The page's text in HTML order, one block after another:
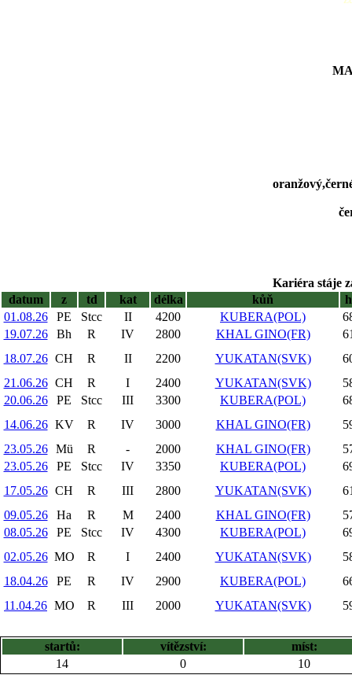
Kariéra stáje
datum
z td kat délka kůň
01.08.26
PE Stcc II 4200 KUBERA(POL)
19.07.26
Bh R IV 2800 KHAL GINO(FR)
18.07.26 CH R II 2200 YUKATAN(SVK)
21.06.26 CH R I 2400 YUKATAN(SVK)
20.06.26
PE Stcc III 3300 KUBERA(POL)
14.06.26 KV R IV 3000 KHAL GINO(FR)
23.05.26
Mü R - 2000 KHAL GINO(FR)
23.05.26
PE Stcc IV 3350 KUBERA(POL)
17.05.26 CH R III 2800 YUKATAN(SVK)
09.05.26
Ha R M 2400 KHAL GINO(FR)
08.05.26
PE Stcc IV 4300 KUBERA(POL)
02.05.26 MO R I 2400 YUKATAN(SVK)
18.04.26
PE R IV 2900 KUBERA(POL)
11.04.26 MO R III 2000 YUKATAN(SVK)
startů: vítězství:
míst:
14
0 10